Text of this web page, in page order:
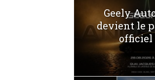
Geely
devient le
officiel